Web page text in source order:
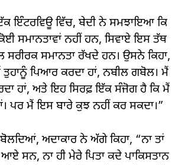
ਇੰਟਰਵਿਊ ਵਿੱਚ, ਬੇਦੀ ਨੇ ਸਮਝਾਇਆ ਕਿ
ਸਮਾਨਤਾਵਾਂ ਨਹੀਂ ਹਨ, ਸਿਵਾਏ ਇਸ ਤੱਥ
ਸਮਾਨਤਾ ਰੱਖਦੇ ਹਨ। ਉਸਨੇ ਕਿਹਾ,
ਤੁਹਾਨੂੰ ਪਿਆਰ ਕਰਦਾ ਹਾਂ, ਨਬੀਲ ਗਬੋਲ। ਮੈਂ
ਹਾਂ, ਅਤੇ ਇਹ ਸਿਰਫ਼ ਇੱਕ ਸੰਜੋਗ ਹੈ ਕਿ ਮੈਂ
ਪਰ ਮੈਂ ਇਸ ਬਾਰੇ ਕੁਝ ਨਹੀਂ ਕਰ ਸਕਦਾ।”
ਅਦਾਕਾਰ ਨੇ ਅੱਗੇ ਕਿਹਾ, “ਨਾ ਤਾਂ
ਸਨ, ਨਾ ਹੀ ਮੇਰੇ ਪਿਤਾ ਕਦੇ ਪਾਕਿਸਤਾਨ